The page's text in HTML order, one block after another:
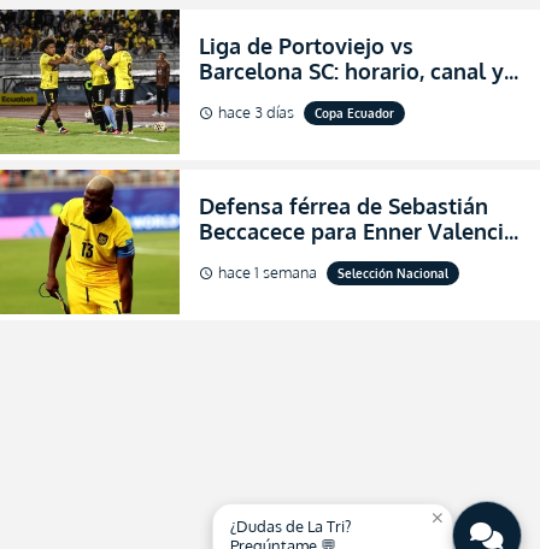
Liga de Portoviejo vs
Barcelona SC: horario, canal y
dónde ver EN VIVO los octavos
de final de la Copa Ecuador
schedule hace 3 días Copa Ecuador
Defensa férrea de Sebastián
Beccacece para Enner Valencia
al indicar que era el hombre
indicado para Ecuador
schedule hace 1 semana Selección Nacional
close
¿Dudas de La Tri?